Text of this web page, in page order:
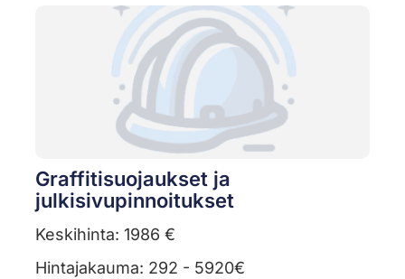
Graffitisuojaukset ja
julkisivupinnoitukset
Keskihinta: 1986 €
Hintajakauma: 292 - 5920€